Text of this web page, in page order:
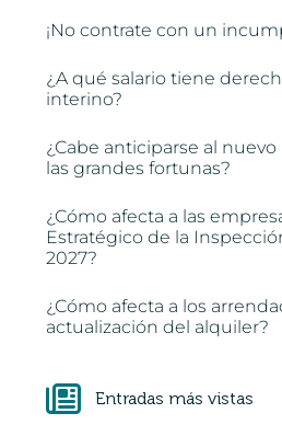
¡No contrate con un
¿A qué salario tiene
interino?
¿Cabe anticiparse al
las grandes fortunas?
¿Cómo afecta a las
Estratégico de la
2027?
¿Cómo afecta a los
actualización del alquiler?
Entradas más vistas